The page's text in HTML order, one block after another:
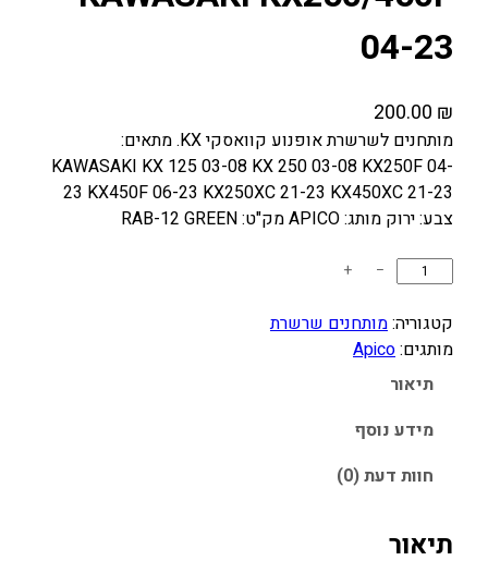
04-23
200.00 ₪
מותחנים לשרשרת אופנוע קוואסקי KX. מתאים:
KAWASAKI KX 125 03-08 KX 250 03-08 KX250F 04-
23 KX450F 06-23 KX250XC 21-23 KX450XC 21-23
צבע: ירוק מותג: APICO מק"ט: RAB-12 GREEN
ו
ת
נ
י
−
+
קטגוריה:מותחנים שרשרת
מותגים:Apico
תיאור
מידע נוסף
חוות דעת (0)
תיאור